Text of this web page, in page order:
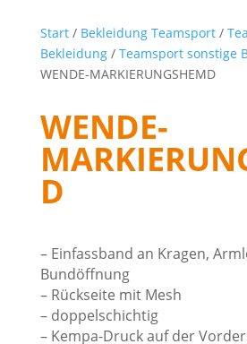
Start/ Bekleidung Teamsport/
Bekleidung/ Teamsport sonstige
WENDE-MARKIERUNGSHEMD
WENDE-
D
– Einfassband an Kragen,
Bundöffnung
– Rückseite mit Mesh
– doppelschichtig
– Kempa-Druck auf der